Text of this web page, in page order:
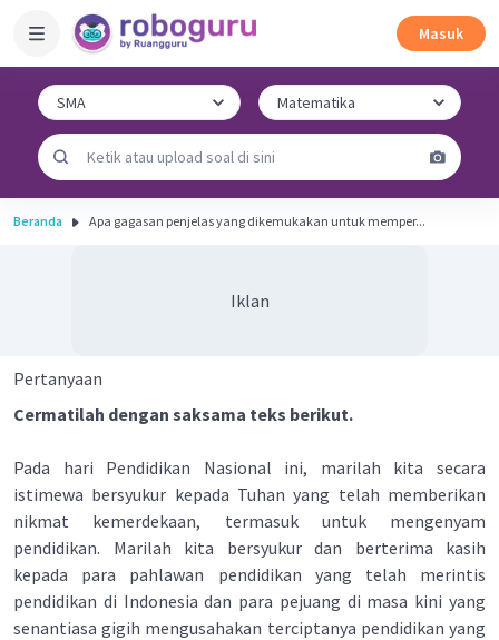
Masuk
Beranda Apa gagasan penjelas yang dikemukakan untuk memper...
Iklan
Pertanyaan
Cermatilah dengan saksama teks berikut.
Pada hari Pendidikan Nasional ini, marilah kita secara
istimewa bersyukur kepada Tuhan yang telah memberikan
nikmat kemerdekaan, termasuk untuk mengenyam
pendidikan. Marilah kita bersyukur dan berterima kasih
kepada para pahlawan pendidikan yang telah merintis
pendidikan di Indonesia dan para pejuang di masa kini yang
senantiasa gigih mengusahakan terciptanya pendidikan yang